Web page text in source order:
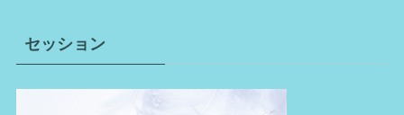
セッション